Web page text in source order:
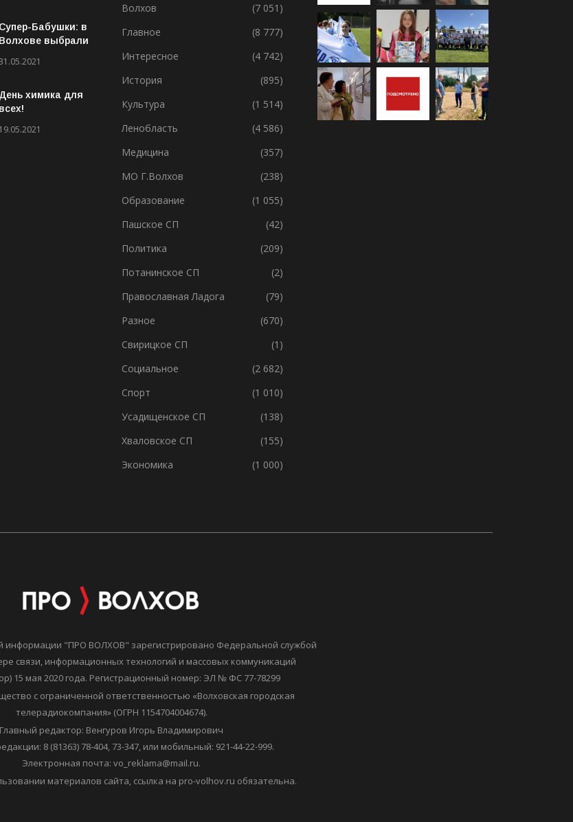
Супер-Бабушки: в
Волхове выбрали
День химика для
всех!
19.05.2021
Волхов
(7 051)
Главное
(8 777)
Интересное
(4 742)
История
(895)
Культура
(1 514)
Ленобласть
(4 586)
Медицина
(357)
МО Г.Волхов
(238)
Образование
(1 055)
Пашское СП
(42)
Политика
(209)
Потанинское СП
(2)
Православная Ладога
(79)
Разное
(670)
Свирицкое СП
(1)
Социальное
(2 682)
Спорт
(1 010)
Усадищенское СП
(138)
Хваловское СП
(155)
Экономика
(1 000)
информации "ПРО ВОЛХОВ" зарегистрировано Федеральной службой
связи, информационных технологий и массовых коммуникаций
15 мая 2020 года. Регистрационный номер: ЭЛ № ФС 77-78299
с ограниченной ответственностью «Волховская городская
телерадиокомпания» (ОГРН 1154704004674).
Главный редактор: Венгуров Игорь Владимирович
8 (81363) 78-404, 73-347, или мобильный: 921-44-22-999.
Электронная почта: vo_reklama@mail.ru.
материалов сайта, ссылка на pro-volhov.ru обязательна.